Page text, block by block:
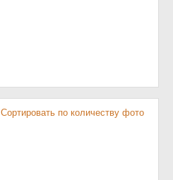
Сортировать по количеству фото